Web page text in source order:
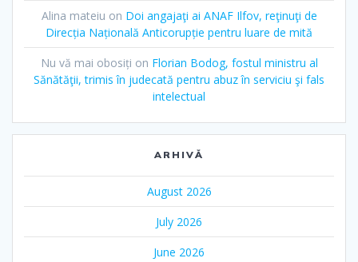
Alina mateiu on Doi angajaţi ai ANAF Ilfov, reţinuţi de
Direcția Națională Anticorupție pentru luare de mită
Nu vă mai obosiți on Florian Bodog, fostul ministru al
Sănătăţii, trimis în judecată pentru abuz în serviciu şi fals
intelectual
ARHIVĂ
August 2026
July 2026
June 2026